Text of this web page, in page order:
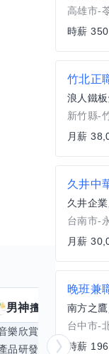
男神擅長 個技能
樂欣賞 顧問服務
品研發
跨部門協作
高雄市-
時薪
竹北正
浪人鐵
新竹縣-
月薪
台南市-
月薪
晚班兼
南方之
台中市-
時薪